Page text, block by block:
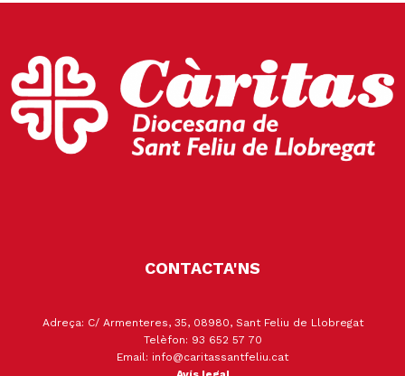
CONTACTA'NS
Adreça: C/ Armenteres, 35, 08980, Sant Feliu de Llobregat
Telèfon: 93 652 57 70
Email: info@caritassantfeliu.cat